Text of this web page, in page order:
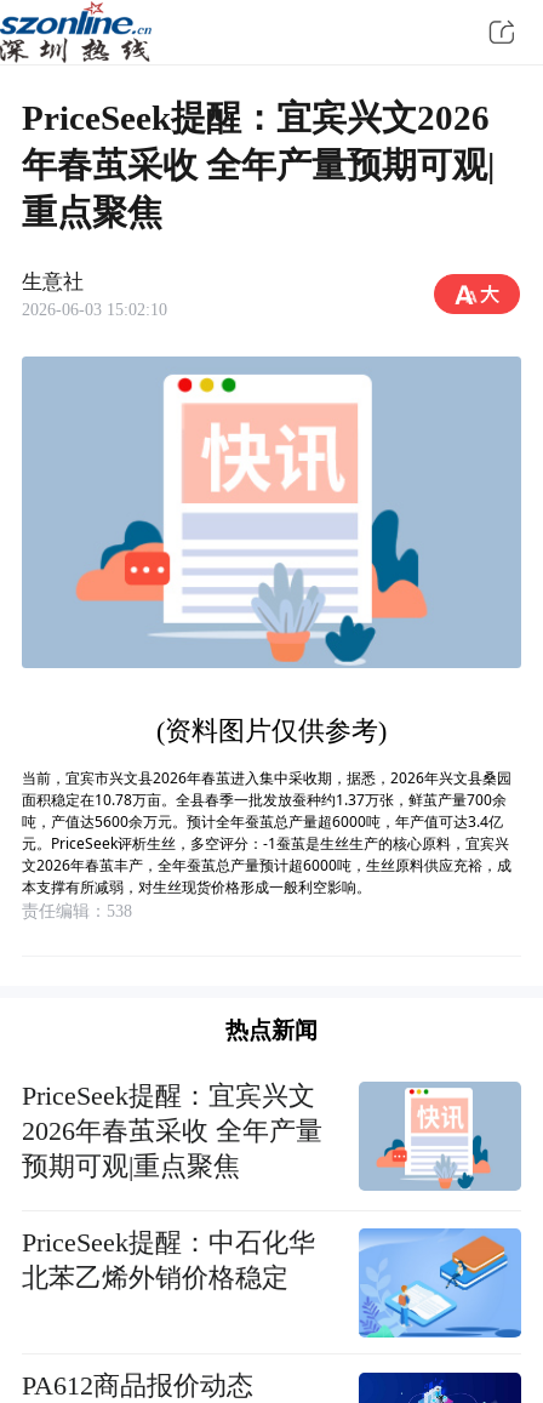
PriceSeek提醒：宜宾兴文2026
年春茧采收 全年产量预期可观|
重点聚焦
生意社
2026-06-03 15:02:10
(资料图片仅供参考)
当前，宜宾市兴文县2026年春茧进入集中采收期，据悉，2026年兴文县桑园
面积稳定在10.78万亩。全县春季一批发放蚕种约1.37万张，鲜茧产量700余
吨，产值达5600余万元。预计全年蚕茧总产量超6000吨，年产值可达3.4亿
元。PriceSeek评析生丝，多空评分：-1蚕茧是生丝生产的核心原料，宜宾兴
文2026年春茧丰产，全年蚕茧总产量预计超6000吨，生丝原料供应充裕，成
本支撑有所减弱，对生丝现货价格形成一般利空影响。
责任编辑：538
热点新闻
PriceSeek提醒：宜宾兴文
2026年春茧采收 全年产量
预期可观|重点聚焦
PriceSeek提醒：中石化华
北苯乙烯外销价格稳定
PA612商品报价动态